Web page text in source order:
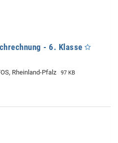
- 6. Klasse
Rheinland-Pfalz 97 KB